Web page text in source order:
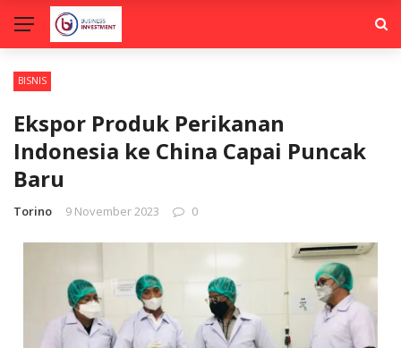
BISNIS
Ekspor Produk Perikanan
Indonesia ke China Capai Puncak
Baru
Torino 9 November 2023 0